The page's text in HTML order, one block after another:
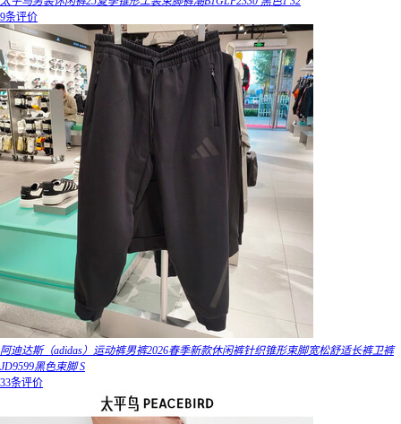
9条评价
阿迪达斯（adidas）运动裤男裤2026春季新款休闲裤针织锥形束脚宽松舒适长裤卫裤
JD9599黑色束脚 S
33条评价